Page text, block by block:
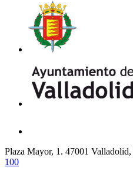
Plaza Mayor, 1. 47001 Valladolid,
100